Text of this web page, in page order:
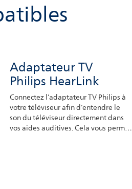
Adaptateur TV
Philips HearLink
Connectez l’adaptateur TV Philips à
votre téléviseur afin d’entendre le
son du téléviseur directement dans
vos aides auditives. Cela vous permet